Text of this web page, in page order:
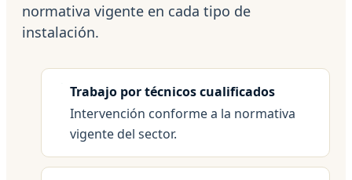
normativa vigente en cada tipo de
instalación.
Trabajo por técnicos cualificados
Intervención conforme a la normativa
vigente del sector.